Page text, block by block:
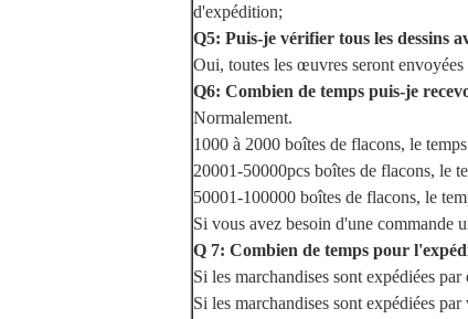
d'expédition;
Q5: Puis-je vérifier tous les dessins
Oui, toutes les œuvres seront
Q6: Combien de temps puis-je
Normalement.
1000 à 2000 boîtes de flacons, le
20001-50000pcs boîtes de flacons, le
50001-100000 boîtes de flacons, le
Si vous avez besoin d'une commande
Q 7: Combien de temps pour
Si les marchandises sont expédiées
Si les marchandises sont expédiées